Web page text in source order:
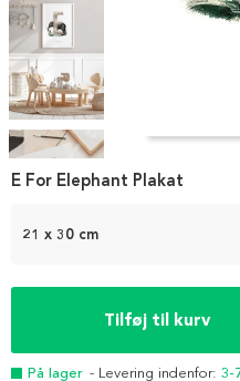
Item
1
21 x 30 cm
Tilføj til kurv
På lager - Levering indenfor: 3-
E For Elephant Plakat